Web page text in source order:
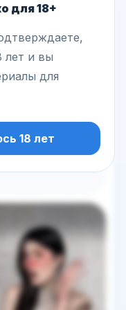
для 18+
лет и вы
для
18 лет